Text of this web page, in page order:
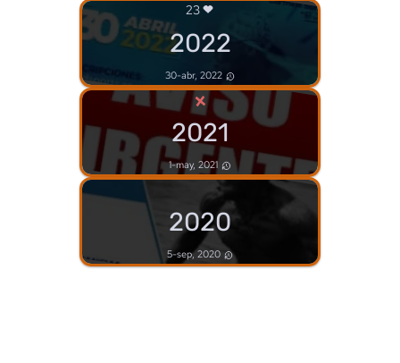
23
2022
30-abr, 2022
×
2021
1-may, 2021
2020
5-sep, 2020